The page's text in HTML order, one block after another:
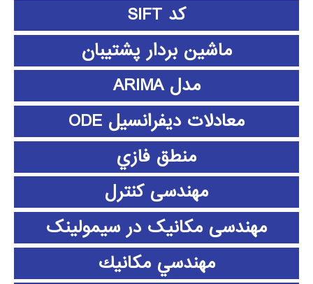
کد SIFT
ماشین بردار پشتیبان
مدل ARIMA
معادلات دیفرانسیل ODE
منطق فازي
مهندسی کنترل
مهندسی مکانیک در سیمولینک
مهندسي مكانيك